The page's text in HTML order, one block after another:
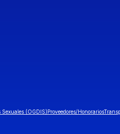
Sexuales (OGDIS)Proveedores/Honorarios